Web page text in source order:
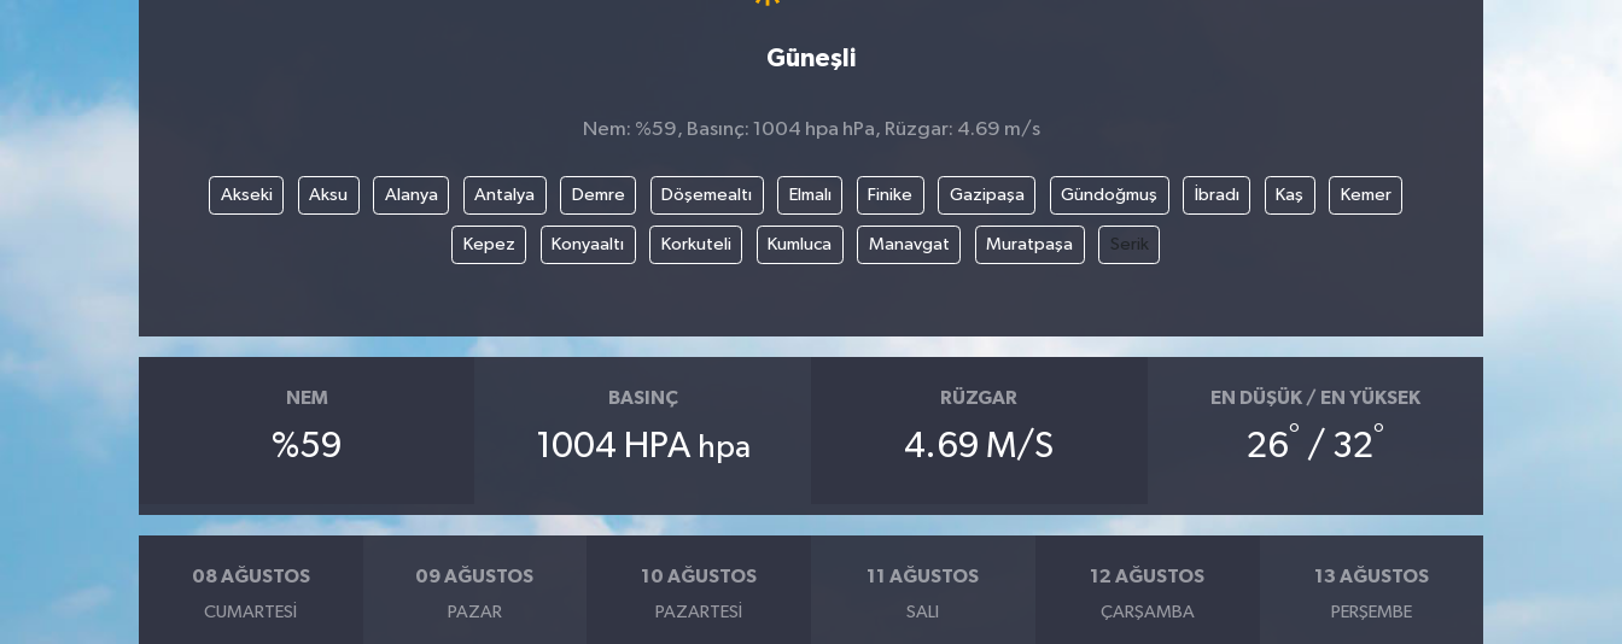
Güneşli
Nem: %59, Basınç: 1004 hpa hPa, Rüzgar: 4.69 m/s
Akseki Aksu Alanya Antalya Demre Döşemealtı Elmalı Finike Gazipaşa Gündoğmuş İbradı Kaş Kemer
Kepez Konyaaltı Korkuteli Kumluca Manavgat Muratpaşa Serik
NEM
%59
BASINÇ
1004 HPA hpa
RÜZGAR
4.69 M/S
EN DÜŞÜK / EN YÜKSEK
26° / 32°
08 AĞUSTOS
CUMARTESI
09 AĞUSTOS
PAZAR
10 AĞUSTOS
PAZARTESI
11 AĞUSTOS
SALI
12 AĞUSTOS
ÇARŞAMBA
13 AĞUSTOS
PERŞEMBE